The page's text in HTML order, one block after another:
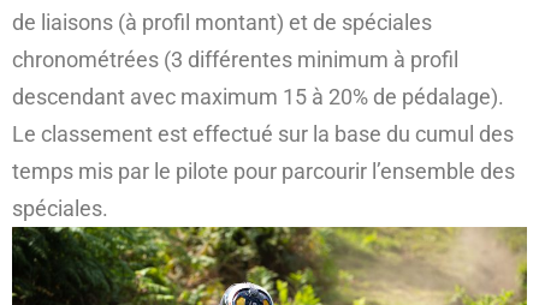
de liaisons (à profil montant) et de spéciales
chronométrées (3 différentes minimum à profil
descendant avec maximum 15 à 20% de pédalage).
Le classement est effectué sur la base du cumul des
temps mis par le pilote pour parcourir l’ensemble des
spéciales.